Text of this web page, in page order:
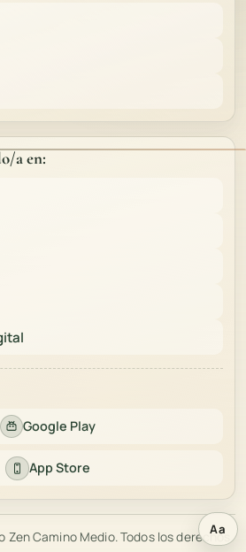
Aa
a en:
Google Play
App Store
Camino Medio. Todos los derechos